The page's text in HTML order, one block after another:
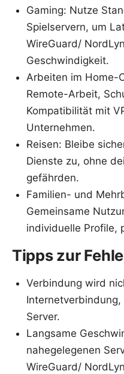
Gaming: Nutze
Spielservern, um
WireGuard/
Geschwindigkeit.
Arbeiten im Home-
Remote-Arbeit,
Kompatibilität mit
Unternehmen.
Reisen: Bleibe
Dienste zu, ohne
gefährden.
Familien- und
Gemeinsame
individuelle Profile,
Tipps zur
Verbindung wird
Server.
Langsame
nahegelegenen
WireGuard/